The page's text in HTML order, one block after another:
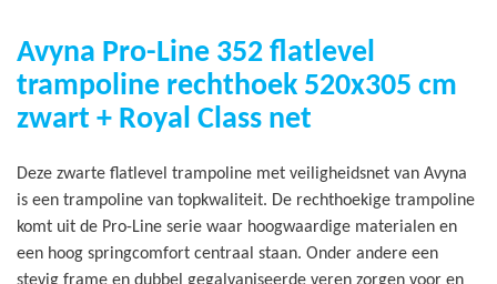
Avyna Pro-Line 352 flatlevel
trampoline rechthoek 520x305 cm
zwart + Royal Class net
Deze zwarte flatlevel trampoline met veiligheidsnet van Avyna
is een trampoline van topkwaliteit. De rechthoekige trampoline
komt uit de Pro-Line serie waar hoogwaardige materialen en
een hoog springcomfort centraal staan. Onder andere een
stevig frame en dubbel gegalvaniseerde veren zorgen voor en